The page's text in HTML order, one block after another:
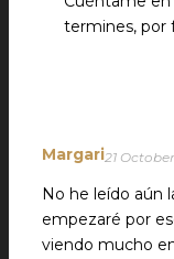
termines, por
Margari21
No he leído aún
empezaré por
viendo mucho